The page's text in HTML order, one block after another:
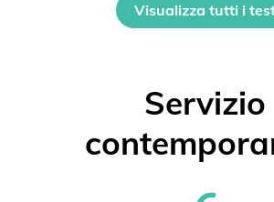
Visualizza tutti i
Servizio